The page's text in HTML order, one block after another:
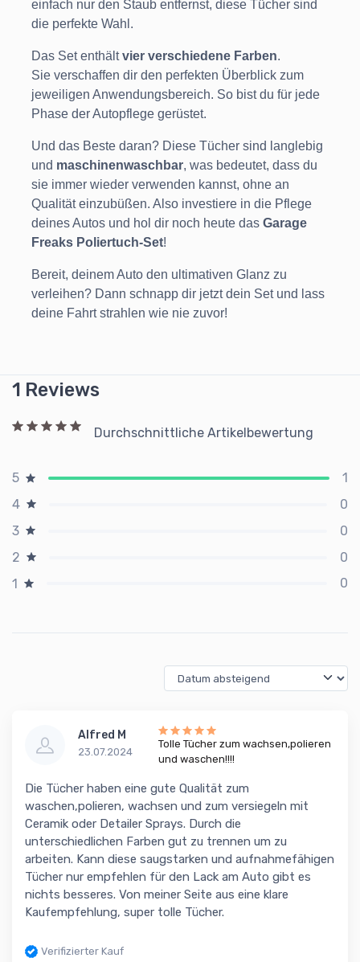
einfach nur den Staub entfernst, diese Tücher sind
die perfekte Wahl.
Das Set enthältvier verschiedene Farben.
Sie verschaffen dir den perfekten Überblick zum
jeweiligen Anwendungsbereich. So bist du für jede
Phase der Autopflege gerüstet.
Und das Beste daran? Diese Tücher sind langlebig
und maschinenwaschbar, was bedeutet, dass du
sie immer wieder verwenden kannst, ohne an
Qualität einzubüßen. Also investiere in die Pflege
deines Autos und hol dir noch heute das Garage
Freaks Poliertuch-Set!
Bereit, deinem Auto den ultimativen Glanz zu
verleihen? Dann schnapp dir jetzt dein Set und lass
deine Fahrt strahlen wie nie zuvor!
1 Reviews
Durchschnittliche Artikelbewertung
5
1
4
0
3
0
2
0
1
0
Alfred M
23.07.2024
Tolle Tücher zum wachsen,polieren
und waschen!!!!
Die Tücher haben eine gute Qualität zum
waschen,polieren, wachsen und zum versiegeln mit
Ceramik oder Detailer Sprays. Durch die
unterschiedlichen Farben gut zu trennen um zu
arbeiten. Kann diese saugstarken und aufnahmefähigen
Tücher nur empfehlen für den Lack am Auto gibt es
nichts besseres. Von meiner Seite aus eine klare
Kaufempfehlung, super tolle Tücher.
Verifizierter Kauf